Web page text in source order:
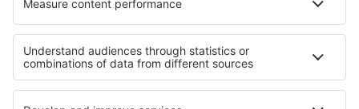
Všeobecné podmínky
Moje rezervace
Politika ochrany soukromí
Podpora a kontakt